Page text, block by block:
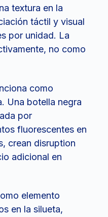
textura en la
táctil y visual
por unidad. La
no como
como
Una botella negra
por
fluorescentes en
crean disruption
adicional en
elemento
en la silueta,